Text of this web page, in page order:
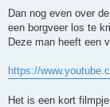
Dan nog even over
een borgveer los te
Deze man heeft een
https://
Het is een kort